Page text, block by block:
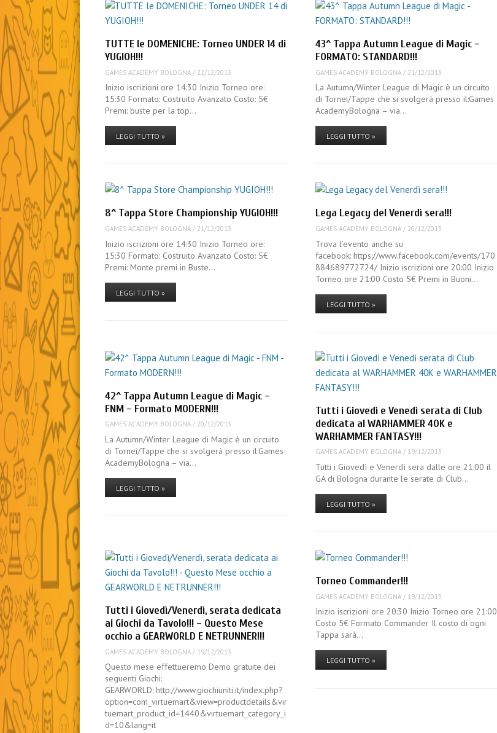
TUTTE le DOMENICHE: Torneo UNDER 14 di
YUGIOH!!!
GAMES ACADEMY BOLOGNA / 22/12/2013
Inizio iscrizioni ore 14:30 Inizio Torneo ore:
15:30 Formato: Costruito Avanzato Costo: 5€
Premi: buste per la top…
LEGGI TUTTO »
43^ Tappa Autumn League di Magic –
FORMATO: STANDARD!!!
GAMES ACADEMY BOLOGNA/ 21/12/2013
La Autumn/Winter League di Magic è un circuito
di Tornei/Tappe che si svolgerà presso il:Games
AcademyBologna – via…
LEGGI TUTTO »
8^ Tappa Store Championship YUGIOH!!!
GAMES ACADEMY BOLOGNA / 21/12/2013
Inizio iscrizioni ore 14:30 Inizio Torneo ore:
15:30 Formato: Costruito Avanzato Costo: 5€
Premi: Monte premi in Buste…
LEGGI TUTTO »
Lega Legacy del Venerdì sera!!!
GAMES ACADEMY BOLOGNA/ 20/12/2013
Trova l’evento anche su
facebook: https://www.facebook.com/events/170
884689772724/ Inizio iscrizioni ore 20:00 Inizio
Torneo ore 21:00 Costo 5€ Premi in Buoni…
LEGGI TUTTO »
42^ Tappa Autumn League di Magic –
FNM – Formato MODERN!!!
GAMES ACADEMY BOLOGNA / 20/12/2013
La Autumn/Winter League di Magic è un circuito
di Tornei/Tappe che si svolgerà presso il:Games
AcademyBologna – via…
LEGGI TUTTO »
Tutti i Giovedì e Venedì serata di Club
dedicata al WARHAMMER 40K e
WARHAMMER FANTASY!!!
GAMES ACADEMY BOLOGNA/ 19/12/2013
Tutti i Giovedì e Venerdì sera dalle ore 21:00 il
GA di Bologna durante le serate di Club…
LEGGI TUTTO »
Tutti i Giovedì/Venerdì, serata dedicata
ai Giochi da Tavolo!!! – Questo Mese
occhio a GEARWORLD E NETRUNNER!!!
GAMES ACADEMY BOLOGNA / 19/12/2013
Questo mese effettueremo Demo gratuite dei
seguenti Giochi:
GEARWORLD: http://www.giochiuniti.it/index.php?
option=com_virtuemart&view=productdetails&vir
tuemart_product_id=1440&virtuemart_category_i
d=10&lang=it
Torneo Commander!!!
GAMES ACADEMY BOLOGNA/ 19/12/2013
Inizio iscrizioni ore 20:30 Inizio Torneo ore 21:00
Costo 5€ Formato Commander Il costo di ogni
Tappa sarà…
LEGGI TUTTO »